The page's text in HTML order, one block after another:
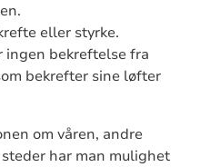
eller styrke.
ingen bekreftelse fra
bekrefter sine løfter
om våren, andre
har man mulighet